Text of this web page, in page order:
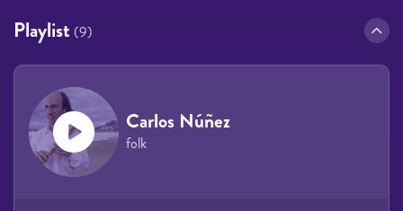
Playlist (9)
Carlos Núñez
folk